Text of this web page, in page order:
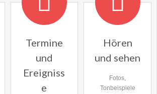
Termine
und
Ereigniss
e
Hören
und sehen
Fotos,
Tonbeispiele